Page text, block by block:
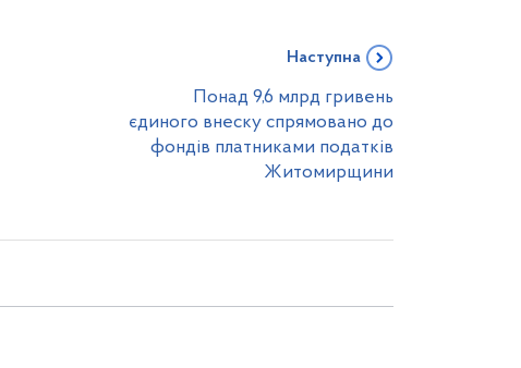
Наступна
Понад 9,6 млрд гривень
єдиного внеску спрямовано до
фондів платниками податків
Житомирщини